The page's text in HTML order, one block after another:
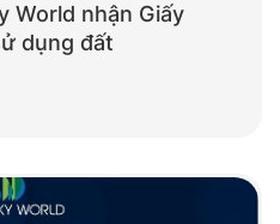
World nhận Giấy
dụng đất